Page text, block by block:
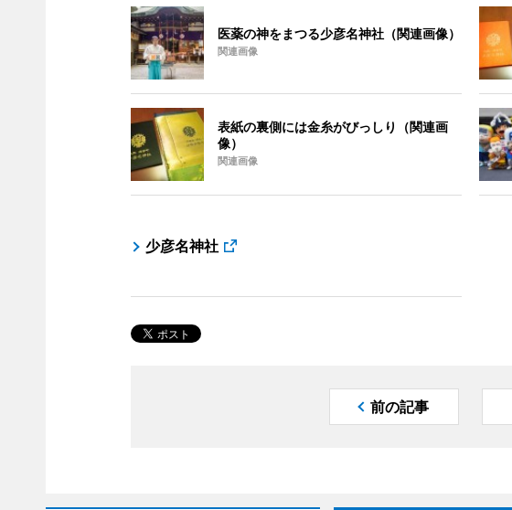
医薬の神をまつる少彦名神社（関連画像）
関連画像
表紙の裏側には金糸がびっしり（関連画
像）
関連画像
少彦名神社
前の記事